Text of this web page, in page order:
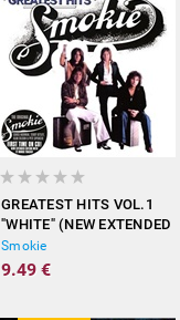
GREATEST HITS VOL.1
"WHITE" (NEW EXTENDED
VERSION)
Smokie
9.49 €